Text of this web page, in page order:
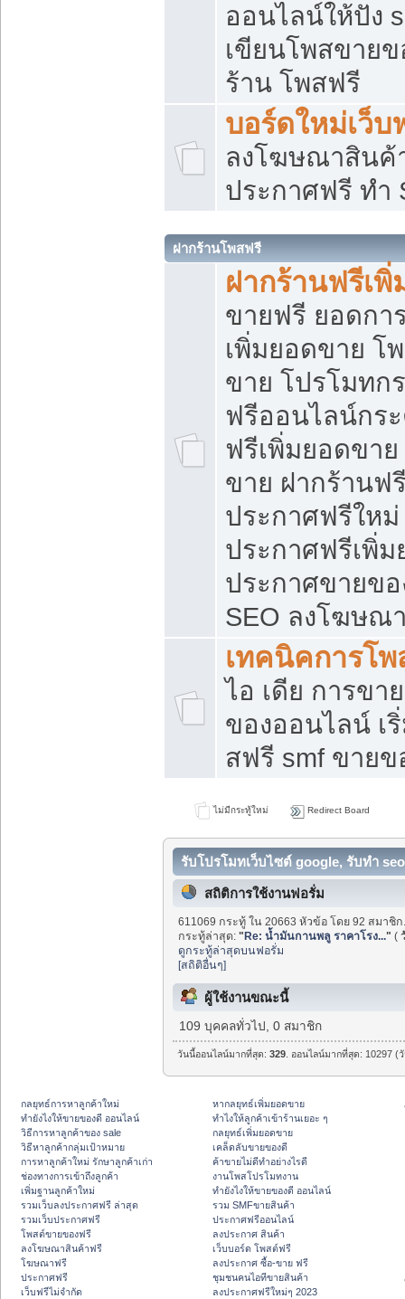
ออนไลน์ให้ปัง
เขียนโพสขาย
ร้าน โพสฟรี
บอร์ดใหม่เว็บ
ลงโฆษณาสิน
ประกาศฟรี ทำ
ฝากร้านโพสฟรี
ฝากร้านฟรีเ
ขายฟรี ยอดกา
เพิ่มยอดขาย โ
ขาย โปรโมทก
ฟรีออนไลน์กร
ฟรีเพิ่มยอดขา
ขาย ฝากร้านฟ
ประกาศฟรีใหม่
ประกาศฟรีเพิ่
ประกาศขายข
SEO ลงโฆษณ
เทคนิคการโ
ไอ เดีย การขา
ของออนไลน์ เ
สฟรี smf ขาย
ไม่มีกระทู้ใหม่ Redirect Board
รับโปรโมทเว็บไซต์ google, รับทำ
สถิติการใช้งานฟอรั่ม
611069 กระทู้ ใน 20663 หัวข้อ โดย 92 สมาชิ
กระทู้ล่าสุด:"Re: น้ำมันกานพลู ราคาโรง..." (
ดูกระทู้ล่าสุดบนฟอรั่ม
[สถิติอื่นๆ]
ผู้ใช้งานขณะนี้
109 บุคคลทั่วไป, 0 สมาชิก
วันนี้ออนไลน์มากที่สุด:329 . ออนไลน์มากที่สุด: 10297
กลยุทธ์การหาลูกค้าใหม่
ทํายังไงให้ขายของดี ออนไลน์
วิธีการหาลูกค้าของ sale
วิธีหาลูกค้ากลุ่มเป้าหมาย
การหาลูกค้าใหม่ รักษาลูกค้าเก่า
ช่องทางการเข้าถึงลูกค้า
เพิ่มฐานลูกค้าใหม่
รวมเว็บลงประกาศฟรี ล่าสุด
รวมเว็บประกาศฟรี
โพสต์ขายของฟรี
ลงโฆษณาสินค้าฟรี
โฆษณาฟรี
ประกาศฟรี
เว็บฟรีไม่จำกัด
หากลยุทธ์เพิ่มยอดขาย
ทําไงให้ลูกค้าเข้าร้านเยอะ ๆ
กลยุทธ์เพิ่มยอดขาย
เคล็ดลับขายของดี
ค้าขายไม่ดีทำอย่างไรดี
งานโพสโปรโมทงาน
ทํายังไงให้ขายของดี ออนไลน์
รวม SMFขายสินค้า
ประกาศฟรีออนไลน์
ลงประกาศ สินค้า
เว็บบอร์ด โพสต์ฟรี
ลงประกาศ ซื้อ-ขาย ฟรี
ชุมชนคนไอทีขายสินค้า
ลงประกาศฟรีใหม่ๆ 2023